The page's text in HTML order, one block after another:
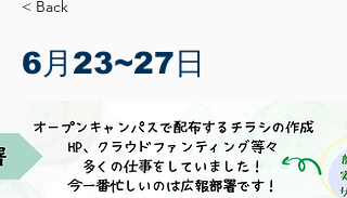
< Back
6月23~27日